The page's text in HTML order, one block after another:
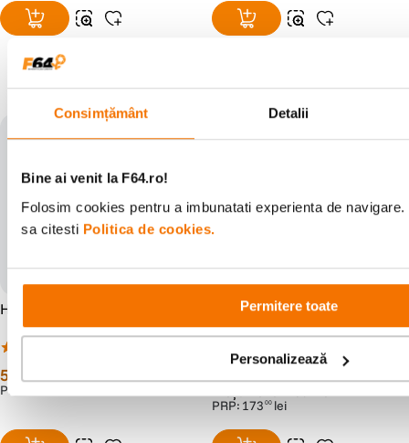
Consimțământ Detalii
Bine ai venit la F64.ro!
Folosim cookies pentru a imbunatati experienta de
sa citesti Politica de cookies.
Permitere toate
Personalizează
Populare în aceeași categorie
Hoya UX II Filtru UV 43mm
59 lei
PRP:
Hoya UX II Filtru Polarizare
Circulara 58mm
99 lei
Preț anterior:109
lei
PRP: 173 00 lei